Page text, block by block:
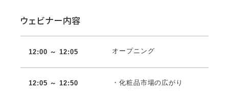
ウェビナー内容
12:00 ～ 12:05 オープニング
12:05 ～ 12:50
・化粧品市場の広がり